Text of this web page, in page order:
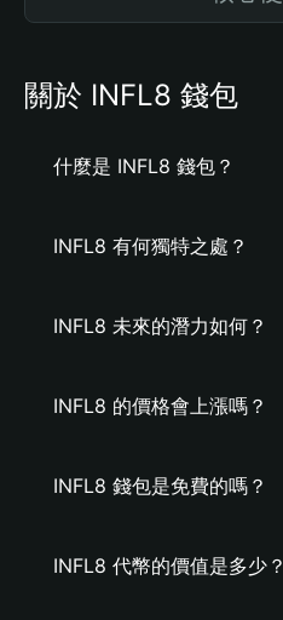
關於 INFL8 錢包
什麼是 INFL8 錢包？
INFL8 有何獨特之處？
INFL8 未來的潛力如何？
INFL8 的價格會上漲嗎？
INFL8 錢包是免費的嗎？
INFL8 代幣的價值是多少？